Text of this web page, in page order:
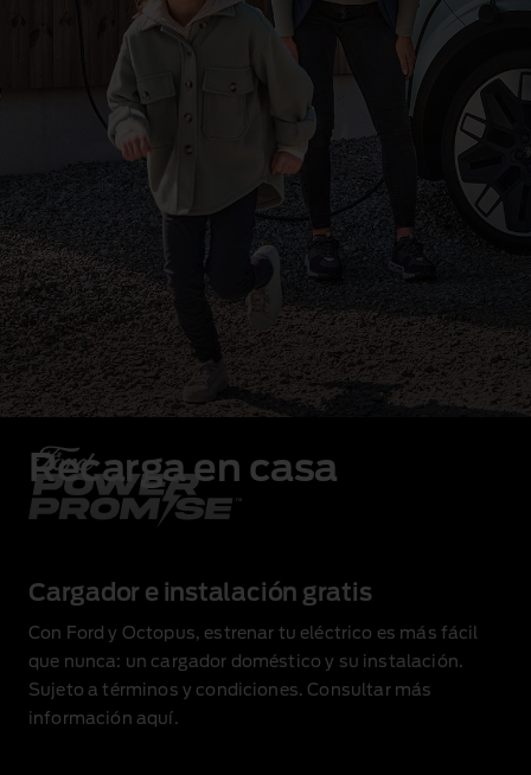
Recarga en casa
Cargador e instalación gratis
Con Ford y Octopus, estrenar tu eléctrico es más fácil
que nunca: un cargador doméstico y su instalación.
Sujeto a términos y condiciones. Consultar más
información aquí .